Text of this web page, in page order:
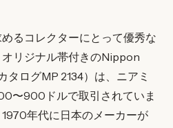
るコレクターにとって優秀な
リジナル帯付きのNippon
ログMP 2134）は、ニアミ
〜900ドルで取引されていま
年代に日本のメーカーが